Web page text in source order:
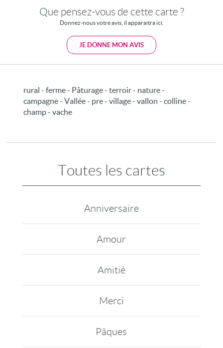
Que pensez-vous de cette carte ?
Donnez-nous votre avis, il apparaitra ici.
JE DONNE MON AVIS
rural - ferme - Pâturage - terroir - nature -
campagne - Vallée - pre - village - vallon - colline -
champ - vache
Toutes les cartes
Anniversaire
Amour
Amitié
Merci
Pâques